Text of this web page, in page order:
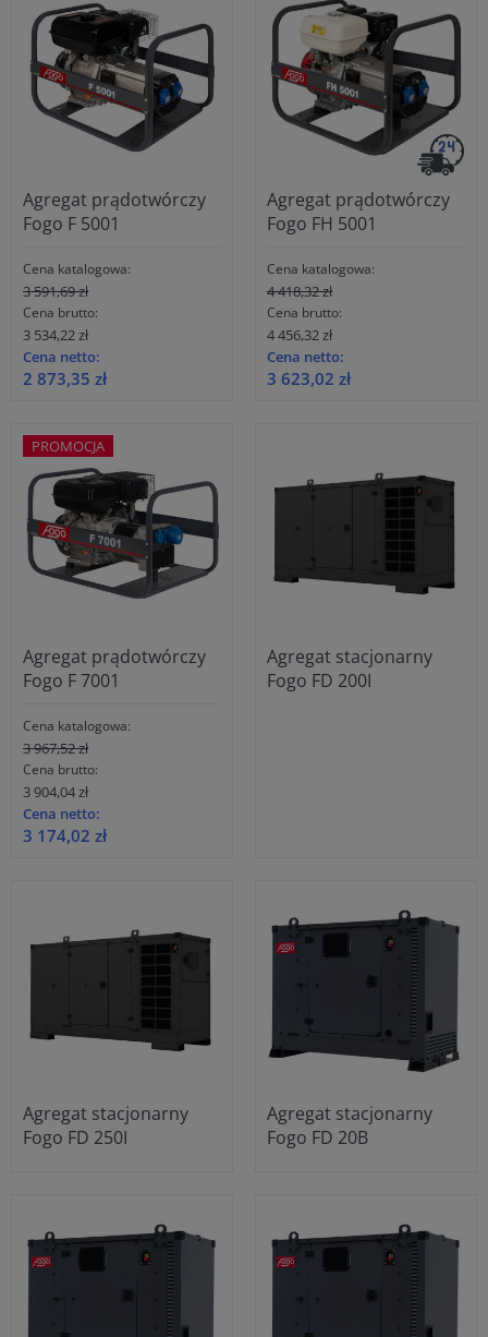
Agregat prądotwórczy
Fogo F 5001
Cena katalogowa:
3 591,69 zł
Cena brutto:
3 534,22 zł
Cena netto:
2 873,35 zł
Agregat prądotwórczy
Fogo FH 5001
Cena katalogowa:
4 418,32 zł
Cena brutto:
4 456,32 zł
Cena netto:
3 623,02 zł
Agregat prądotwórczy
Fogo F 7001
Cena katalogowa:
3 967,52 zł
Cena brutto:
3 904,04 zł
Cena netto:
3 174,02 zł
PROMOCJA
Agregat stacjonarny
Fogo FD 200I
Agregat stacjonarny
Fogo FD 250I
Agregat stacjonarny
Fogo FD 20B